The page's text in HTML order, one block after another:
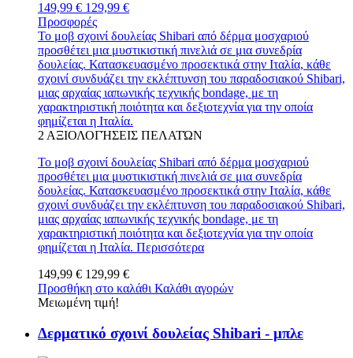
149,99 € 129,99 €
Προσφορές
Το μοβ σχοινί δουλείας Shibari από δέρμα μοσχαριού
προσθέτει μια μυστικιστική πινελιά σε μια συνεδρία
δουλείας. Κατασκευασμένο προσεκτικά στην Ιταλία, κάθε
σχοινί συνδυάζει την εκλέπτυνση του παραδοσιακού Shibari,
μιας αρχαίας ιαπωνικής τεχνικής bondage, με τη
χαρακτηριστική ποιότητα και δεξιοτεχνία για την οποία
φημίζεται η Ιταλία.
2 ΑΞΙΟΛΟΓΉΣΕΙΣ ΠΕΛΑΤΏΝ
Το μοβ σχοινί δουλείας Shibari από δέρμα μοσχαριού
προσθέτει μια μυστικιστική πινελιά σε μια συνεδρία
δουλείας. Κατασκευασμένο προσεκτικά στην Ιταλία, κάθε
σχοινί συνδυάζει την εκλέπτυνση του παραδοσιακού Shibari,
μιας αρχαίας ιαπωνικής τεχνικής bondage, με τη
χαρακτηριστική ποιότητα και δεξιοτεχνία για την οποία
φημίζεται η Ιταλία. Περισσότερα
149,99 € 129,99 €
Προσθήκη στο καλάθι Καλάθι αγορών
Μειωμένη τιμή!
Δερματικό σχοινί δουλείας Shibari - μπλε